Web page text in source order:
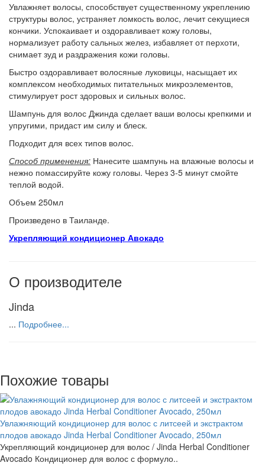
Увлажняет волосы, способствует существенному укреплению
структуры волос, устраняет ломкость волос, лечит секущиеся
кончики. Успокаивает и оздоравливает кожу головы,
нормализует работу сальных желез, избавляет от перхоти,
снимает зуд и раздражения кожи головы.
Быстро оздоравливает волосяные луковицы, насыщает их
комплексом необходимых питательных микроэлементов,
стимулирует рост здоровых и сильных волос.
Шампунь для волос Джинда сделает ваши волосы крепкими и
упругими, придаст им силу и блеск.
Подходит для всех типов волос.
Способ применения: Нанесите шампунь на влажные волосы и
нежно помассируйте кожу головы. Через 3-5 минут смойте
теплой водой.
Объем 250мл
Произведено в Таиланде.
Укрепляющий кондиционер Авокадо
О производителе
Jinda
... Подробнее...
Похожие товары
Увлажняющий кондиционер для волос с литсеей и экстрактом
плодов авокадо Jinda Herbal Conditioner Avocado, 250мл
Укрепляющий кондиционер для волос / Jinda Herbal Conditioner
Avocado Кондиционер для волос с формуло..